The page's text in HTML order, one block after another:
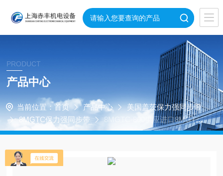
PRODUCT
产品中心
当前位置： 首页 产品中心
美国盖茨保力强同步带
8MGTC保力强同步带
8MGTC-800供应进口8MGTC
-800美国盖茨保力强同步带